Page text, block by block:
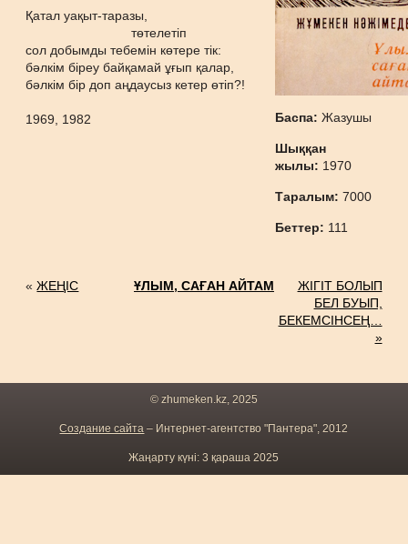
Қатал уақыт-таразы,
төтелетіп
сол добымды тебемін көтере тік:
бәлкім біреу байқамай ұғып қалар,
бәлкім бір доп аңдаусыз кетер өтіп?!
1969, 1982 Баспа:Жазушы
Шыққан
жылы: 1970
Таралым:7000
Беттер: 111
«ЖЕҢІС ҰЛЫМ, САҒАН АЙТАМ
ЖІГІТ БОЛЫП
БЕЛ БУЫП,
БЕКЕМСІНСЕҢ…
»
© zhumeken.kz, 2025
Создание сайта – Интернет-агентство "Пантера", 2012
Жаңарту күні: 3 қараша 2025